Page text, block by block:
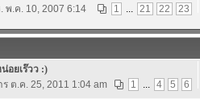
1
... 21 22 23
พ.ค. 10, 2007 6:14
อยเร๊วว :)
1
... 4 5 6
ร ต.ค. 25, 2011 1:04 am